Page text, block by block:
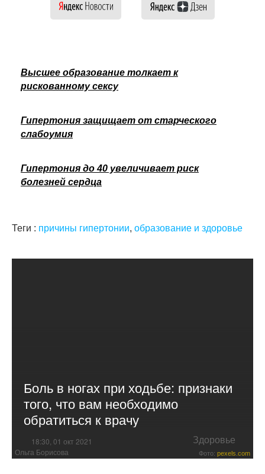
Высшее образование толкает к
рискованному сексу
Гипертония защищает от старческого
слабоумия
Гипертония до 40 увеличивает риск
болезней сердца
Теги : причины гипертонии, образование и здоровье
Боль в ногах при ходьбе: признаки
того, что вам необходимо
обратиться к врачу
18:30, 01 окт 2021 Здоровье
Ольга Борисова Фото: pexels.com